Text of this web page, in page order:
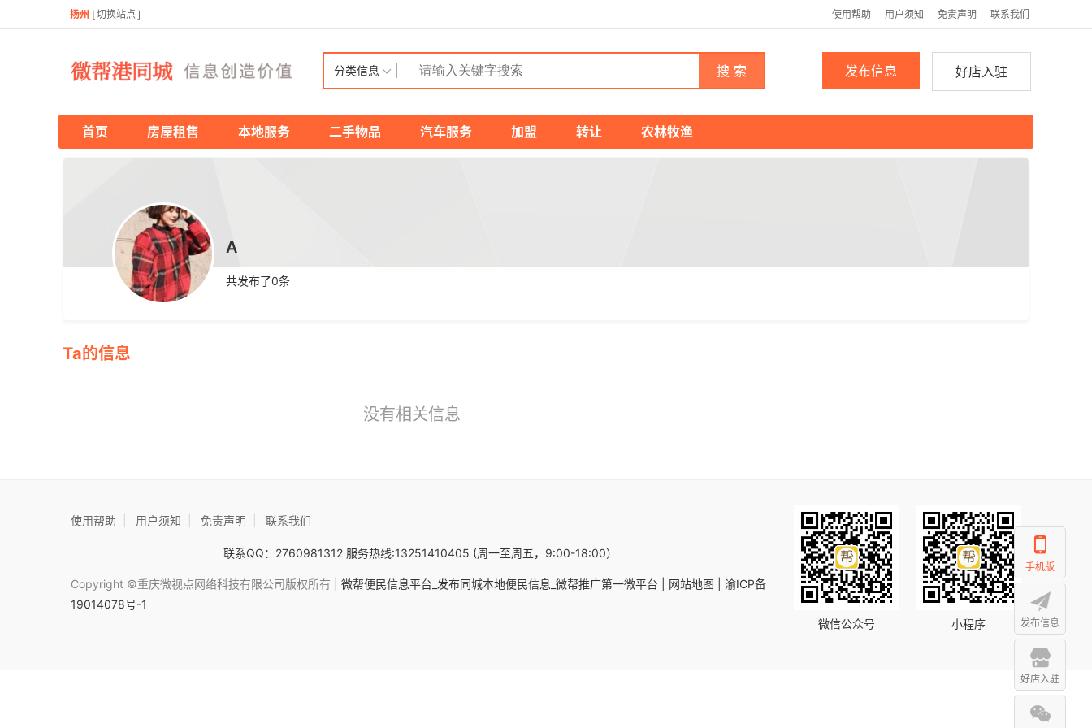
扬州 [切换站点 ] 使用帮助 用户须知 免责声明 联系我们
分类信息 搜 索 好店入驻
发布信息
首页 房屋租售 本地服务 二手物品 汽车服务 加盟 转让 农林牧渔
A
共发布了0条
Ta的信息
没有相关信息
使用帮助 用户须知 免责声明 联系我们
联系QQ：2760981312 服务热线:13251410405 (周一至周五，9:00-18:00）
Copyright ©重庆微视点网络科技有限公司版权所有 | 微帮便民信息平台_发布同城本地便民信息_微帮推广第一微平台 | 网站地图 |
渝ICP备
19014078号-1
小程序
微信公众号
手机版
发布信息
好店入驻